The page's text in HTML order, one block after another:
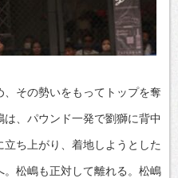
その勢いをもってトップを奪
、パウンド一発で劉獅に背中
ち上がり、着地しようとした
松嶋も正対して離れる。松嶋